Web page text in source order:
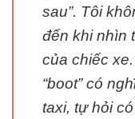
sau”. Tôi
đến khi nhìn
của chiếc
“boot” có
taxi, tự hỏi